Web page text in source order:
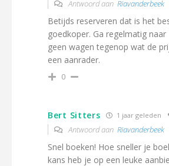
Antwoord aan Riavanderbeek
Betijds reserveren dat is het
goedkoper. Ga regelmatig
geen wagen tegenop wat de
een aanrader.
0
Bert Sitters 1 jaar geleden
Antwoord aan Riavanderbeek
Snel boeken! Hoe sneller je
kans heb je op een leuke